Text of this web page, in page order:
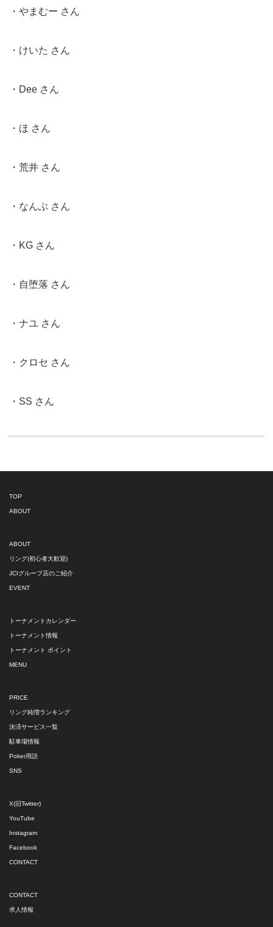
・やまむー さん
・けいた さん
・Dee さん
・ほ さん
・荒井 さん
・なんぶ さん
・KG さん
・自堕落 さん
・ナユ さん
・クロセ さん
・SS さん
TOP
ABOUT
ABOUT
リング(初心者大歓迎)
JCIグループ店のご紹介
EVENT
トーナメントカレンダー
トーナメント情報
トーナメント ポイント
MENU
PRICE
リング純増ランキング
決済サービス一覧
駐車場情報
Poker用語
SNS
X(旧Twitter)
YouTube
Instagram
Facebook
CONTACT
CONTACT
求人情報